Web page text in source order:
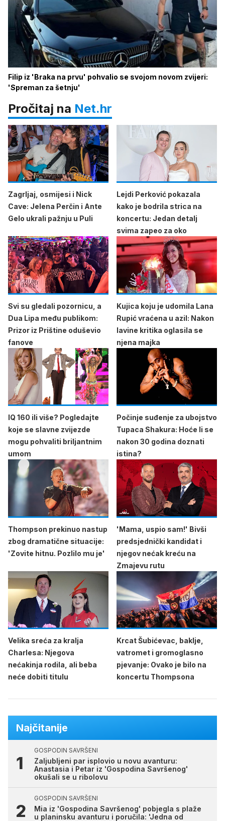
Filip iz 'Braka na prvu' pohvalio se svojom novom zvijeri:
'Spreman za šetnju'
Pročitaj na Net.hr
Zagrljaj, osmijesi i Nick
Cave: Jelena Perčin i Ante
Gelo ukrali pažnju u Puli
Lejdi Perković pokazala
kako je bodrila strica na
koncertu: Jedan detalj
svima zapeo za oko
Svi su gledali pozornicu, a
Dua Lipa među publikom:
Prizor iz Prištine oduševio
fanove
Kujica koju je udomila Lana
Rupić vraćena u azil: Nakon
lavine kritika oglasila se
njena majka
IQ 160 ili više? Pogledajte
koje se slavne zvijezde
mogu pohvaliti briljantnim
umom
Počinje suđenje za ubojstvo
Tupaca Shakura: Hoće li se
nakon 30 godina doznati
istina?
Thompson prekinuo nastup
zbog dramatične situacije:
'Zovite hitnu. Pozlilo mu je'
'Mama, uspio sam!' Bivši
predsjednički kandidat i
njegov nećak kreću na
Zmajevu rutu
Velika sreća za kralja
Charlesa: Njegova
nećakinja rodila, ali beba
neće dobiti titulu
Krcat Šubićevac, baklje,
vatromet i gromoglasno
pjevanje: Ovako je bilo na
koncertu Thompsona
Najčitanije
GOSPODIN SAVRŠENI
Zaljubljeni par isplovio u novu avanturu:
Anastasia i Petar iz 'Gospodina Savršenog'
okušali se u ribolovu
GOSPODIN SAVRŠENI
Mia iz 'Gospodina Savršenog' pobjegla s plaže
u planinsku avanturu i poručila: 'Jedna od